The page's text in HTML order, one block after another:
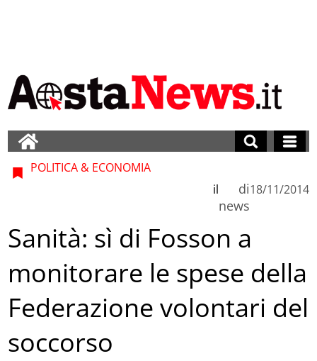
POLITICA & ECONOMIA
di
news
il 18/11/2014
Sanità: sì di Fosson a
monitorare le spese della
Federazione volontari del
soccorso